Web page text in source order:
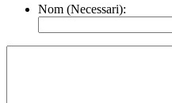
Nom (Necessari):